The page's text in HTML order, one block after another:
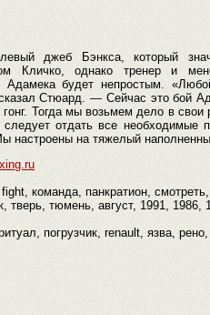
джеб Бэнкса, который
Кличко, однако тренер и
будет непростым.
Стюард. — Сейчас это бой
Тогда мы возьмем дело в свои
отдать все необходимые
настроены на тяжелый
команда, панкратион,
тверь, тюмень, август, 1991, 1986,
погрузчик, renault, язва,